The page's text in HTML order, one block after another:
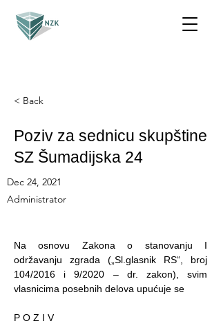
< Back
Poziv za sednicu skupštine
SZ Šumadijska 24
Dec 24, 2021
Administrator
Na osnovu Zakona o stanovanju I
održavanju zgrada („Sl.glasnik RS“, broj
104/2016 i 9/2020 – dr. zakon), svim
vlasnicima posebnih delova upućuje se
P O Z I V